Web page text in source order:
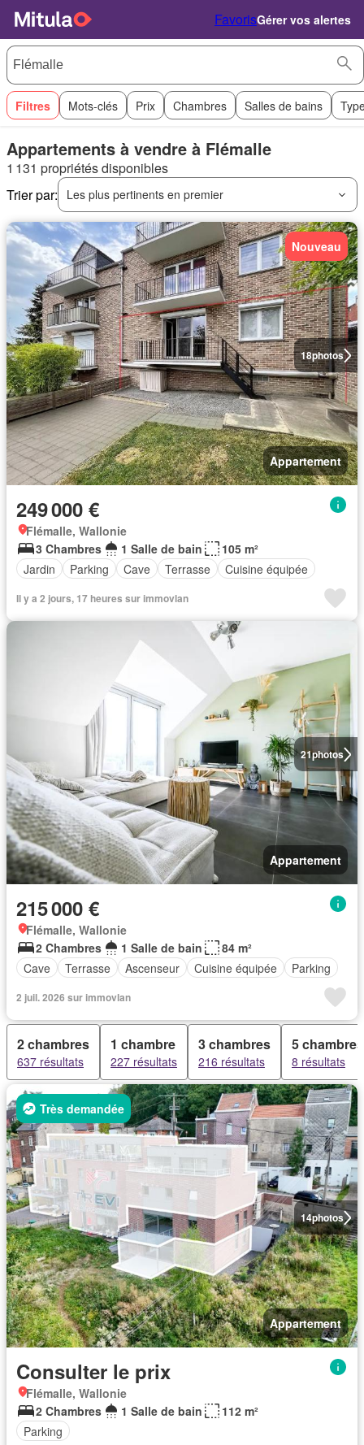
FavorisGérer vos alertes
Filtres Mots-clés Prix Chambres Salles de bains
Appartements à vendre à Flémalle
1 131 propriétés disponibles
Trier par:
Les plus pertinents en premier
18photos
Nouveau
Appartement
249 000 €
Flémalle, Wallonie
3 Chambres
1 Salle de bain
105 m²
Jardin
Parking Cave Terrasse Cuisine équipée
Il y a 2 jours, 17 heures sur immovlan
21photos
Appartement
215 000 €
Flémalle, Wallonie
2 Chambres
1 Salle de bain
84 m²
Cave
Terrasse Ascenseur Cuisine équipée Parking
2 juil. 2026 sur immovlan
2 chambres
637 résultats
1 chambre
227 résultats
3 chambres
216 résultats
5 chambres
8 résultats
14photos
Très demandée
Appartement
Consulter le prix
Flémalle, Wallonie
2 Chambres
1 Salle de bain
112 m²
Parking